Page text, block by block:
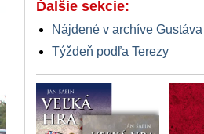
Ďalšie sekcie:
Nájdené v archíve
Týždeň podľa Terezy